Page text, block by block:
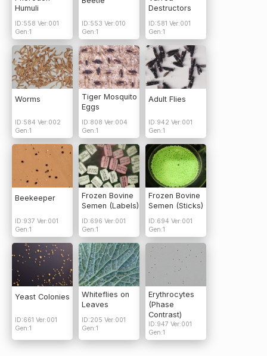
Humuli
ID:558 Ver:001
Gen:1
ID:553 Ver:010
Gen:1
Destructors
ID:581 Ver:001
Gen:1
Worms
ID:584 Ver:002
Gen:1
Tiger Mosquito
Eggs
ID:808 Ver:004
Gen:1
Adult Flies
ID:942 Ver:001
Gen:1
Beekeeper
ID:937 Ver:001
Gen:1
Frozen Bovine
Semen (Labels)
ID:696 Ver:001
Gen:1
Frozen Bovine
Semen (Sticks)
ID:694 Ver:001
Gen:1
Yeast Colonies
ID:661 Ver:001
Gen:1
Whiteflies on
Leaves
ID:205 Ver:001
Gen:1
Erythrocytes
(Phase
Contrast)
ID:947 Ver:001
Gen:1